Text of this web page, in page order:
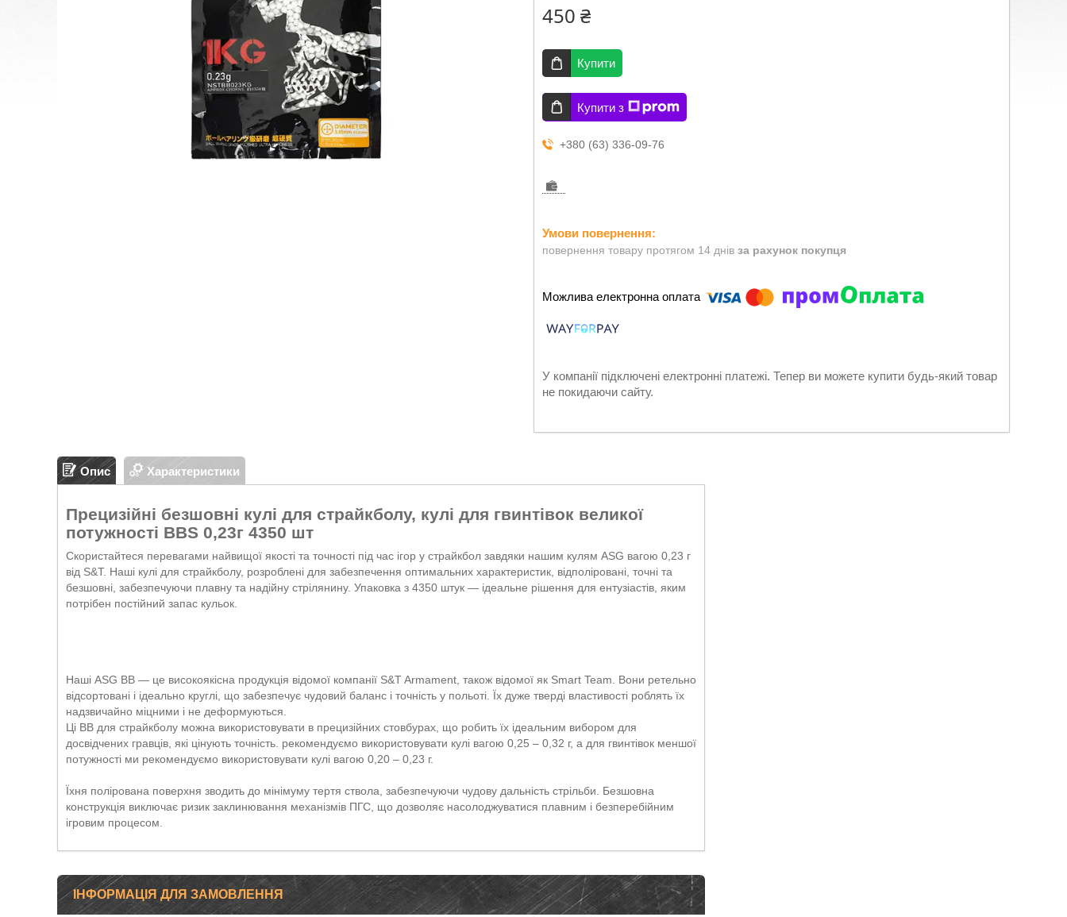
450 ₴
Купити
Купити з
+380 (63) 336-09-76
повернення товару протягом 14 днів за рахунок покупця
У компанії підключені електронні платежі. Тепер ви можете купити будь-який товар
не покидаючи сайту.
Опис Характеристики
Прецизійні безшовні кулі для страйкболу, кулі для гвинтівок великої
потужності BBS 0,23г 4350 шт
Скористайтеся перевагами найвищої якості та точності під час ігор у страйкбол завдяки нашим кулям ASG вагою 0,23 г
від S&T. Наші кулі для страйкболу, розроблені для забезпечення оптимальних характеристик, відполіровані, точні та
безшовні, забезпечуючи плавну та надійну стрілянину. Упаковка з 4350 штук — ідеальне рішення для ентузіастів, яким
потрібен постійний запас кульок.
Наші ASG BB — це високоякісна продукція відомої компанії S&T Armament, також відомої як Smart Team. Вони ретельно
відсортовані і ідеально круглі, що забезпечує чудовий баланс і точність у польоті. Їх дуже тверді властивості роблять їх
надзвичайно міцними і не деформуються.
Ці BB для страйкболу можна використовувати в прецизійних стовбурах, що робить їх ідеальним вибором для
досвідчених гравців, які цінують точність. рекомендуємо використовувати кулі вагою 0,25 – 0,32 г, а для гвинтівок меншої
потужності ми рекомендуємо використовувати кулі вагою 0,20 – 0,23 г.
Їхня полірована поверхня зводить до мінімуму тертя ствола, забезпечуючи чудову дальність стрільби. Безшовна
конструкція виключає ризик заклинювання механізмів ПГС, що дозволяє насолоджуватися плавним і безперебійним
ігровим процесом.
ІНФОРМАЦІЯ ДЛЯ ЗАМОВЛЕННЯ